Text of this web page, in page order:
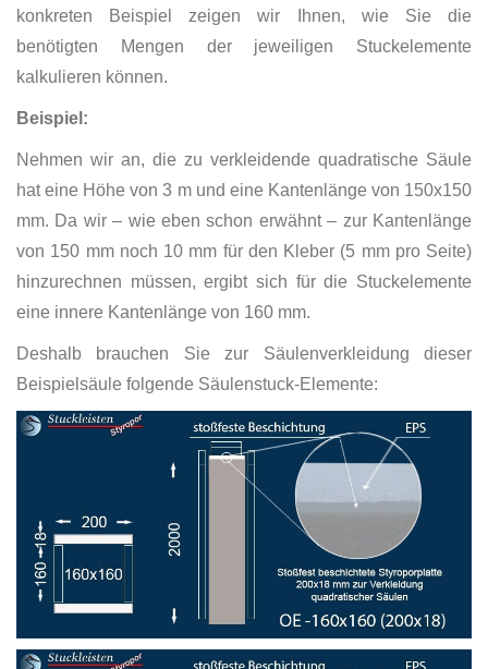
konkreten Beispiel zeigen wir Ihnen, wie Sie die
benötigten Mengen der jeweiligen Stuckelemente
kalkulieren können.
Beispiel:
Nehmen wir an, die zu verkleidende quadratische Säule
hat eine Höhe von 3 m und eine Kantenlänge von 150x150
mm. Da wir – wie eben schon erwähnt – zur Kantenlänge
von 150 mm noch 10 mm für den Kleber (5 mm pro Seite)
hinzurechnen müssen, ergibt sich für die Stuckelemente
eine innere Kantenlänge von 160 mm.
Deshalb brauchen Sie zur Säulenverkleidung dieser
Beispielsäule folgende Säulenstuck-Elemente: